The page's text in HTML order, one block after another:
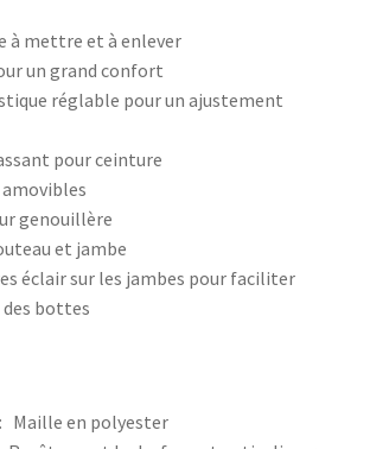
à mettre et à enlever
un grand confort
réglable pour un ajustement
pour ceinture
genouillère
et jambe
éclair sur les jambes pour faciliter
des bottes
Maille en polyester